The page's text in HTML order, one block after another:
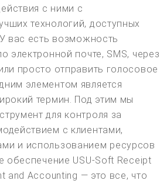
с ними с
технологий, доступных
вас есть возможность
электронной почте, SMS, через
просто отправить голосовое
элементом является
термин. Под этим мы
для контроля за
с клиентами,
и использованием ресурсов
обеспечение USU-Soft Receipt
and Accounting — это все, что